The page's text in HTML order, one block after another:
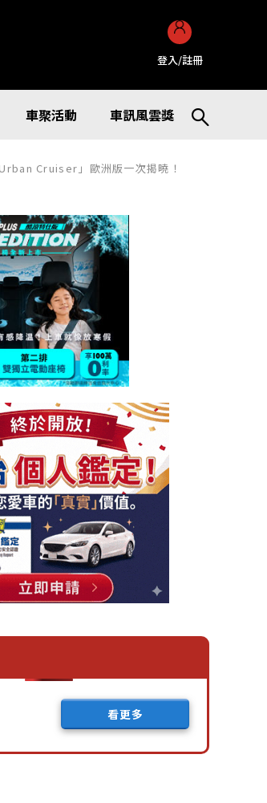
登入/註冊
車聚活動 車訊風雲獎
Cruiser」歐洲版一次揭曉！
看更多